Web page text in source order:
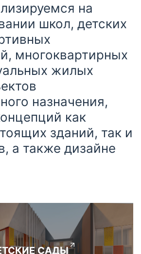
на
школ, детских
многоквартирных
жилых
назначения,
как
зданий, так и
а также дизайне
САДЫ